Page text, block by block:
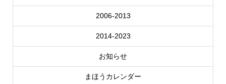
2006-2013
2014-2023
お知らせ
まほうカレンダー